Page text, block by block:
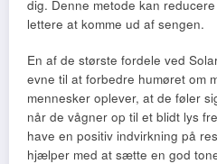
dig. Denne metode kan
lettere at komme ud af sengen.
En af de største fordele ved
evne til at forbedre humøret om
mennesker oplever, at de føler
når de vågner op til et blidt lys
have en positiv indvirkning på
hjælper med at sætte en god